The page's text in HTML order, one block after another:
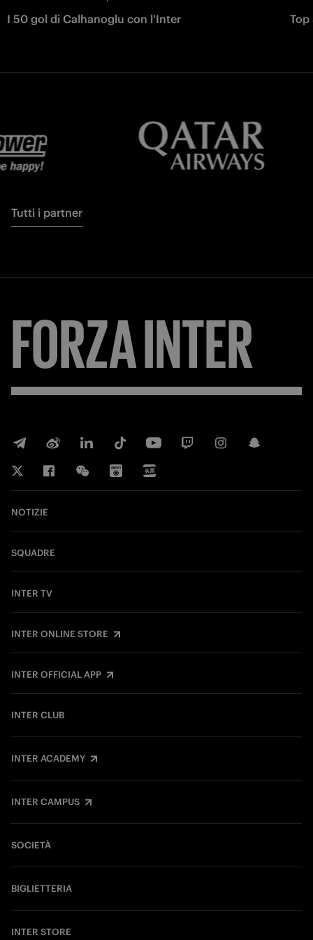
I 50 gol di Calhanoglu con l'Inter
Tutti i partner
FORZAINTER
NOTIZIE
SQUADRE
INTER TV
INTER ONLINE STORE
INTER OFFICIAL APP
INTER CLUB
INTER ACADEMY
INTER CAMPUS
SOCIETÀ
BIGLIETTERIA
INTER STORE